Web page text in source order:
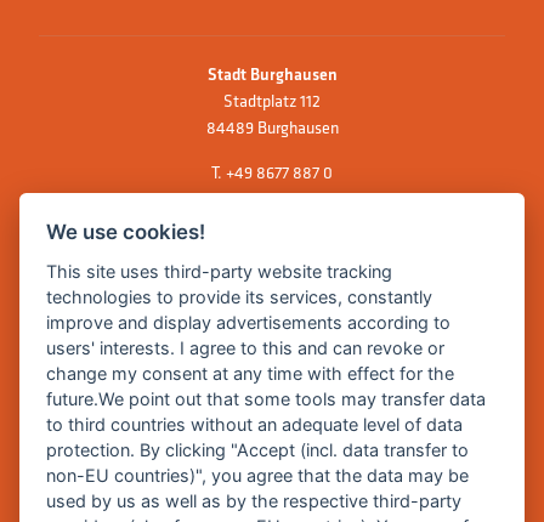
Stadt Burghausen
Stadtplatz 112
84489 Burghausen
T. +49 8677 887 0
E Mail:
Zentrale Webseite der Stadt Burghausen:
www.burghausen.de
Burghausen in leichter Sprache
So funktioniert burghausen.de
Inhalte von burghausen.de
We use cookies!
This site uses third-party website tracking
technologies to provide its services, constantly
improve and display advertisements according to
users' interests. I agree to this and can revoke or
change my consent at any time with effect for the
future.We point out that some tools may transfer data
to third countries without an adequate level of data
protection. By clicking "Accept (incl. data transfer to
non-EU countries)", you agree that the data may be
used by us as well as by the respective third-party